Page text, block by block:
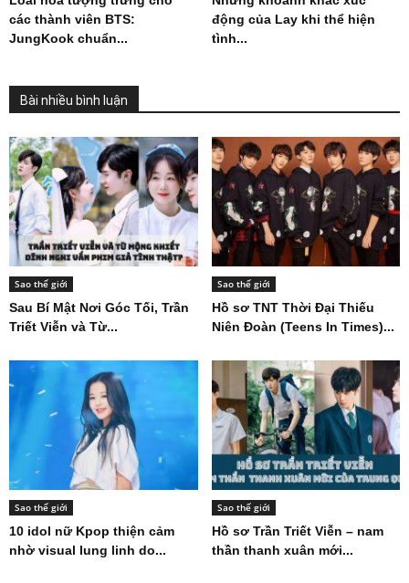
các thành viên BTS:
JungKook chuẩn...
động của Lay khi thể hiện
tình...
Bài nhiều bình luận
Sao thế giới
Sau Bí Mật Nơi Góc Tối, Trần
Triết Viễn và Từ...
Sao thế giới
Hồ sơ TNT Thời Đại Thiếu
Niên Đoàn (Teens In Times)...
Sao thế giới
10 idol nữ Kpop thiện cảm
nhờ visual lung linh do...
Sao thế giới
Hồ sơ Trần Triết Viễn – nam
thần thanh xuân mới...